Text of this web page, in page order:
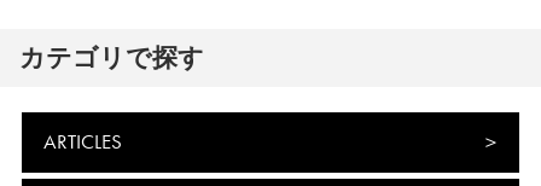
カテゴリで探す
ARTICLES